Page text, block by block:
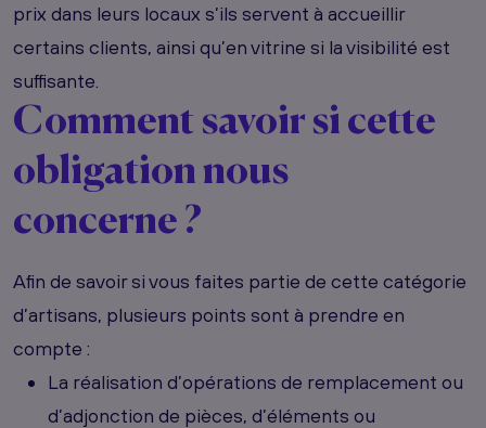
prix dans leurs locaux s’ils servent à accueillir
certains clients, ainsi qu’en vitrine si la visibilité est
suffisante.
Comment savoir si cette
obligation nous
concerne ?
Afin de savoir si vous faites partie de cette catégorie
d’artisans, plusieurs points sont à prendre en
compte :
La réalisation d’opérations de remplacement ou
d’adjonction de pièces, d’éléments ou